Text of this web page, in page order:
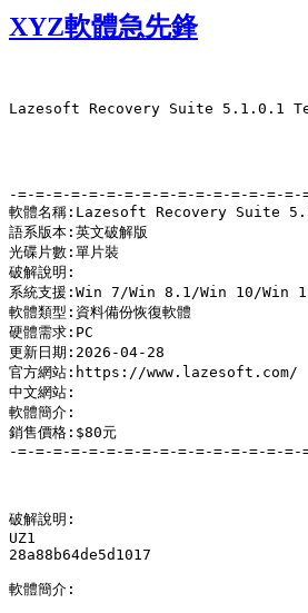
XYZ軟體急先鋒
Lazesoft Recovery Suite 5.1.0.1
-=-=-=-=-=-=-=-=-=-=-=-=-=-=-=-
軟體名稱:Lazesoft Recovery Suite
語系版本:英文破解版
光碟片數:單片裝
破解說明:
系統支援:Win 7/Win 8.1/Win 10/
軟體類型:資料備份恢復軟體
硬體需求:PC
更新日期:2026-04-28
官方網站:https://www.lazesoft.com/
中文網站:
軟體簡介:
銷售價格:$80元
-=-=-=-=-=-=-=-=-=-=-=-=-=-=-=-
破解說明:
UZ1
28a88b64de5d1017
軟體簡介: